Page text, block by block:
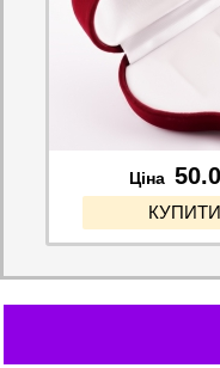
Ціна
КУПИТИ